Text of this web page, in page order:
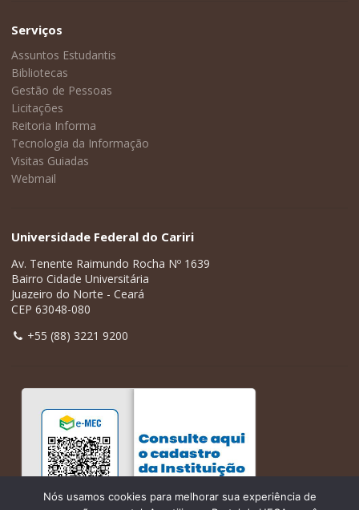
Serviços
Assuntos Estudantis
Bibliotecas
Gestão de Pessoas
Licitações
Reitoria Informa
Tecnologia da Informação
Visitas Guiadas
Webmail
Universidade Federal do Cariri
Av. Tenente Raimundo Rocha Nº 1639
Bairro Cidade Universitária
Juazeiro do Norte - Ceará
CEP 63048-080
+55 (88) 3221 9200
Nós usamos cookies para melhorar sua experiência de